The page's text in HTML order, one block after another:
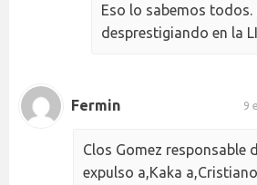
Eso lo sabemos todos.
desprestigiando en la
Fermin 9
Clos Gomez responsable
expulso a,Kaka